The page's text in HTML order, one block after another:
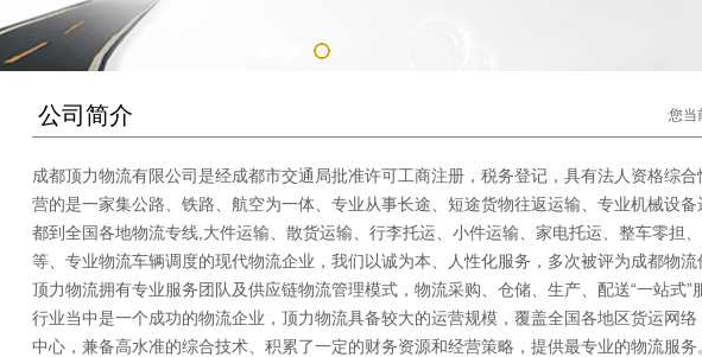
公司简介 您当
成都顶力物流有限公司是经成都市交通局批准许可工商注册，税务登记，具有法人资格综
营的是一家集公路、铁路、航空为一体、专业从事长途、短途货物往返运输、专业机械设
都到全国各地物流专线,大件运输、散货运输、行李托运、小件运输、家电托运、整车零担
等、专业物流车辆调度的现代物流企业，我们以诚为本、人性化服务，多次被评为成都物流
顶力物流拥有专业服务团队及供应链物流管理模式，物流采购、仓储、生产、配送“一站式”
行业当中是一个成功的物流企业，顶力物流具备较大的运营规模，覆盖全国各地区货运网络
中心，兼备高水准的综合技术、积累了一定的财务资源和经营策略，提供最专业的物流服务